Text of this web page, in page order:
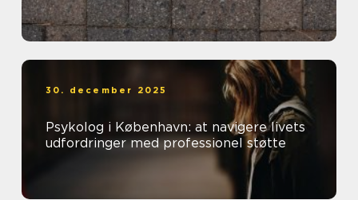
30. december 2025
Psykolog i København: at navigere livets
udfordringer med professionel støtte